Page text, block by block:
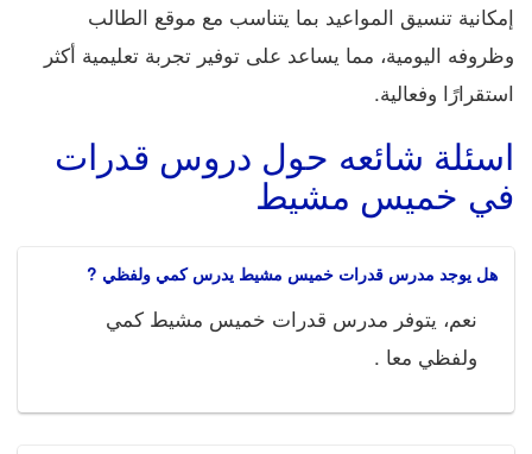
إمكانية تنسيق المواعيد بما يتناسب مع موقع الطالب
وظروفه اليومية، مما يساعد على توفير تجربة تعليمية أكثر
استقرارًا وفعالية.
اسئلة شائعه حول دروس قدرات
في خميس مشيط
هل يوجد مدرس قدرات خميس مشيط يدرس كمي ولفظي ?
نعم، يتوفر مدرس قدرات خميس مشيط كمي
ولفظي معا .